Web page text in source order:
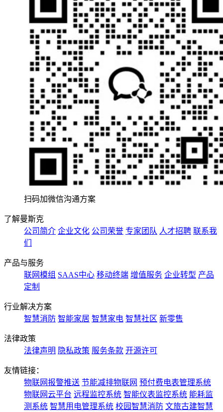
扫码加微信沟通方案
了解曼斯克
公司简介 企业文化 公司荣誉 专家团队 人才招聘 联系我
们
产品与服务
联网模组 SAAS中心 移动终端 增值服务 企业转型 产品
定制
行业解决方案
智慧消防 智能家居 智慧家电 智慧社区 新零售
法律政策
法律声明 隐私政策 服务条款 开源许可
友情链接：
物联网报警推送 节能减排物联网 预付费电表管理系统
物联网云平台 远程监控系统 智能仪表监控系统 能耗监
测系统 智慧用电管理系统 校园智慧消防 文旅古建智慧